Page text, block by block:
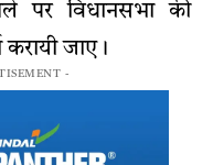
पर विधानसभा की
करायी जाए।
-